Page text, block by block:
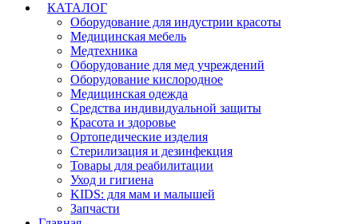
КАТАЛОГ
Оборудование для индустрии красоты
Медицинская мебель
Медтехника
Оборудование для мед учреждений
Оборудование кислородное
Медицинская одежда
Средства индивидуальной защиты
Красота и здоровье
Ортопедические изделия
Стерилизация и дезинфекция
Товары для реабилитации
Уход и гигиена
KIDS: для мам и малышей
Запчасти